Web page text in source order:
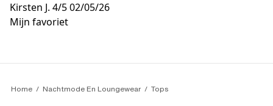
Kirsten J. 4/502/05/26
Mijn favoriet
Home Nachtmode En Loungewear Tops